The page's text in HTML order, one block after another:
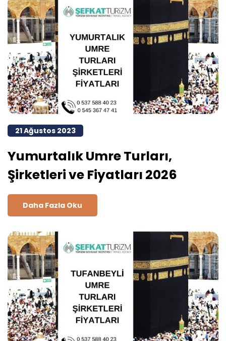
21 Ağustos 2023
Yumurtalık Umre Turları,
Şirketleri ve Fiyatları 2026
Daha Fazla Oku